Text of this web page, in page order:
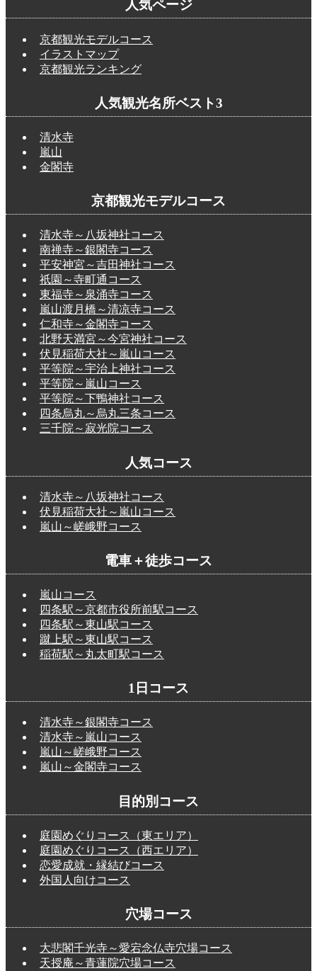
人気ページ
京都観光モデルコース
イラストマップ
京都観光ランキング
人気観光名所ベスト3
清水寺
嵐山
金閣寺
京都観光モデルコース
清水寺～八坂神社コース
南禅寺～銀閣寺コース
平安神宮～吉田神社コース
祇園～寺町通コース
東福寺～泉涌寺コース
嵐山渡月橋～清凉寺コース
仁和寺～金閣寺コース
北野天満宮～今宮神社コース
伏見稲荷大社～嵐山コース
平等院～宇治上神社コース
平等院～嵐山コース
平等院～下鴨神社コース
四条烏丸～烏丸三条コース
三千院～寂光院コース
人気コース
清水寺～八坂神社コース
伏見稲荷大社～嵐山コース
嵐山～嵯峨野コース
電車＋徒歩コース
嵐山コース
四条駅～京都市役所前駅コース
四条駅～東山駅コース
蹴上駅～東山駅コース
稲荷駅～丸太町駅コース
1日コース
清水寺～銀閣寺コース
清水寺～嵐山コース
嵐山～嵯峨野コース
嵐山～金閣寺コース
目的別コース
庭園めぐりコース（東エリア）
庭園めぐりコース（西エリア）
恋愛成就・縁結びコース
外国人向けコース
穴場コース
大悲閣千光寺～愛宕念仏寺穴場コース
天授庵～青蓮院穴場コース